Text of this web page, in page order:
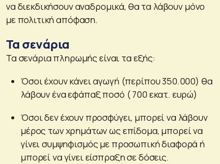
να διεκδικήσουν αναδρομικά, θα τα λάβουν μόνο
με πολιτική απόφαση.
Τα σενάρια
Τα σενάρια πληρωμής είναι τα εξής:
Όσοι έχουν κάνει αγωγή (περίπου 350.000) θα
λάβουν ένα εφάπαξ ποσό ( 700 εκατ. ευρώ)
Όσοι δεν έχουν προσφύγει, μπορεί να λάβουν
μέρος των χρημάτων ως επίδομα, μπορεί να
γίνει συμψηφισμός με προσωπική διαφορά ή
μπορεί να γίνει είσπραξη σε δόσεις.